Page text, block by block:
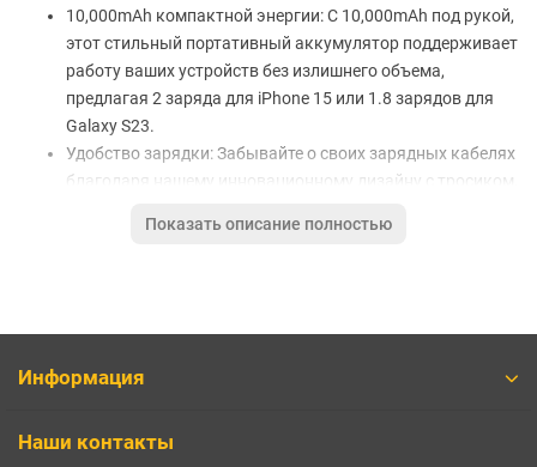
10,000mAh компактной энергии: С 10,000mAh под рукой,
этот стильный портативный аккумулятор поддерживает
работу ваших устройств без излишнего объема,
предлагая 2 заряда для iPhone 15 или 1.8 зарядов для
Galaxy S23.
Удобство зарядки: Забывайте о своих зарядных кабелях
благодаря нашему инновационному дизайну с тросиком,
Компактность и удобство: Этот ультра-компактный
Что входит в комплект: Портативный аккумулятор Anker
Показать описание полностью
Информация
Наши контакты